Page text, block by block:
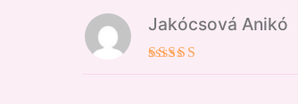
Jakócsová Anikó